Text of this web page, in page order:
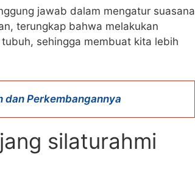
jawab dalam mengatur suasana
terungkap bahwa melakukan
sehingga membuat kita lebih
dan Perkembangannya
silaturahmi